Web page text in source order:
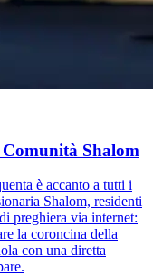
Shalom
è accanto a tutti i
Shalom, residenti
preghiera via internet:
la coroncina della
con una diretta